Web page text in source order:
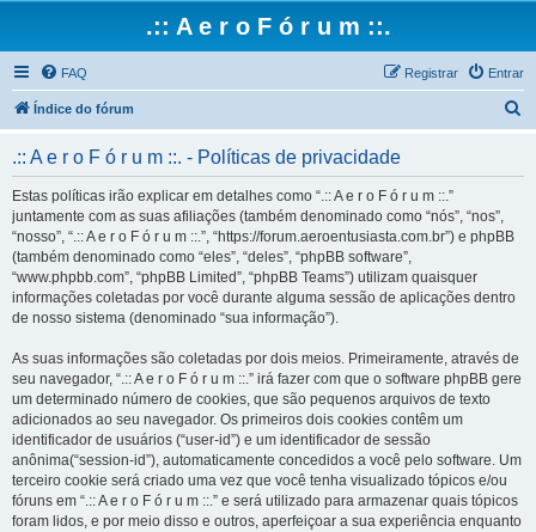
.:: A e r o F ó r u m ::.
FAQ Entrar
Registrar
Índice do fórum
.:: A e r o F ó r u m ::. - Políticas de privacidade
Estas políticas irão explicar em detalhes como “.:: A e r o F ó r u m ::.”
juntamente com as suas afiliações (também denominado como “nós”, “nos”,
“nosso”, “.:: A e r o F ó r u m ::.”, “https://forum.aeroentusiasta.com.br”) e phpBB
(também denominado como “eles”, “deles”, “phpBB software”,
“www.phpbb.com”, “phpBB Limited”, “phpBB Teams”) utilizam quaisquer
informações coletadas por você durante alguma sessão de aplicações dentro
de nosso sistema (denominado “sua informação”).
As suas informações são coletadas por dois meios. Primeiramente, através de
seu navegador, “.:: A e r o F ó r u m ::.” irá fazer com que o software phpBB gere
um determinado número de cookies, que são pequenos arquivos de texto
adicionados ao seu navegador. Os primeiros dois cookies contêm um
identificador de usuários (“user-id”) e um identificador de sessão
anônima(“session-id”), automaticamente concedidos a você pelo software. Um
terceiro cookie será criado uma vez que você tenha visualizado tópicos e/ou
fóruns em “.:: A e r o F ó r u m ::.” e será utilizado para armazenar quais tópicos
foram lidos, e por meio disso e outros, aperfeiçoar a sua experiência enquanto